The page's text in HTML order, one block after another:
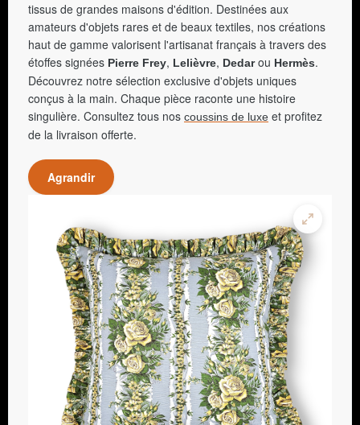
tissus de grandes maisons d'édition. Destinées aux
amateurs d'objets rares et de beaux textiles, nos créations
haut de gamme valorisent l'artisanat français à travers des
étoffes signées Pierre Frey, Lelièvre, Dedarou Hermès.
Découvrez notre sélection exclusive d'objets uniques
conçus à la main. Chaque pièce raconte une histoire
singulière. Consultez tous nos coussins de luxe et profitez
de la livraison offerte.
Agrandir